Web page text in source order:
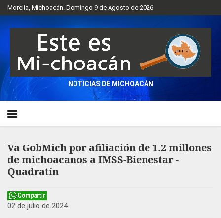
Morelia, Michoacán. Domingo 9 de Agosto de 2026
NOTICIAS DE MICHOACÁN
Va GobMich por afiliación de 1.2 millones
de michoacanos a IMSS-Bienestar -
Quadratín
02 de julio de 2024